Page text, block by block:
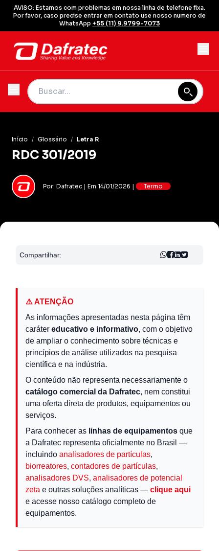
AVISO: Estamos com problemas em nossa linha de telefone fixa.
Por favor, caso precise entrar em contato use nosso numero de
WhatsApp +55 (11) 9.9799-7073
Início / Glossário / Letra R
RDC 301/2019
Por: Dafratec | Em 14/01/2026 | Termo
Compartilhar:
⚠️ ATENÇÃO
As informações apresentadas nesta página têm
caráter educativo e informativo, com o objetivo
de ampliar o conhecimento sobre técnicas e
princípios de análise utilizados na pesquisa
científica e na indústria.
O conteúdo não representa necessariamente o
catálogo comercial da Dafratec, nem constitui
uma oferta direta de produtos, equipamentos ou
serviços.
Para conhecer as linhas de equipamentos que
a Dafratec representa oficialmente no Brasil —
incluindo analisadores de partículas,
biorreatores, contadores de partículas,
analisadores DVS, analisadores de potencial
zeta e outras soluções analíticas — clique aqui
e acesse nosso catálogo completo de
equipamentos.